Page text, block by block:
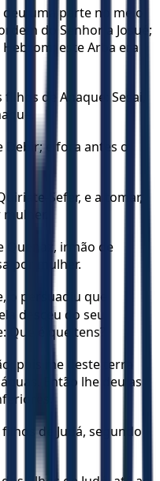
deu uma parte no meio
do Senhor a Josué;
Hebrom; este Arba era
de Anaque: Sesai,
Debir; e fora antes o
Sefer, e a tomar,
Quenaz, irmão de
por mulher.
o persuadiu que
desceu do seu
Que é que tens?
pois me deste terra
Então lhe deu as
de Judá, segundo